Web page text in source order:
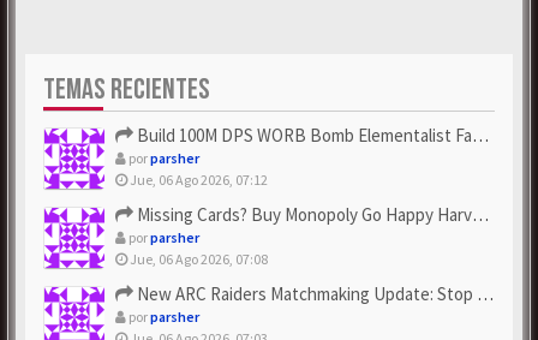
TEMAS RECIENTES
Build 100M DPS WORB Bomb Elementalist Fast - Grab POE Curren...
porparsher
Jue, 06 Ago 2026, 07:12
Missing Cards? Buy Monopoly Go Happy Harvest with Looney Tun...
porparsher
Jue, 06 Ago 2026, 07:08
New ARC Raiders Matchmaking Update: Stop Failed - Grab Bluep...
porparsher